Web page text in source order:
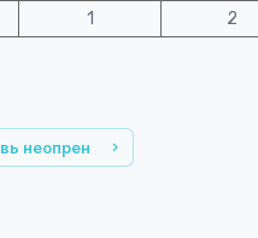
1 2
неопрен